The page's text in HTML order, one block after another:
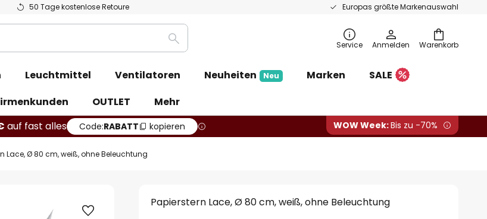
50 Tage kostenlose Retoure Europas größte Markenauswahl
Warenkorb
Suche Service Anmelden
Leuchtmittel Ventilatoren Neuheiten Neu Marken
SALE
OUTLET
Mehr
auf fast alles Code:RABATT kopieren WOW Week:Bis zu -70%
Lace, Ø 80 cm, weiß, ohne Beleuchtung
Papierstern Lace, Ø 80 cm, weiß, ohne Beleuchtung